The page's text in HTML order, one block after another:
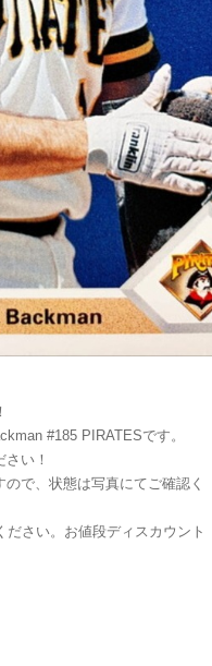
#185 PIRATESです。
い！
で、状態は写真にてご確認く
さい。お値段ディスカウント